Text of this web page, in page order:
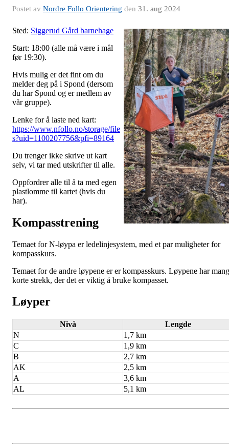
Postet av Nordre Follo Orientering den 31. aug 2024
Sted: Siggerud Gård barnehage
Start: 18:00 (alle må være i mål
før 19:30).
Hvis mulig er det fint om du
melder deg på i Spond (dersom
du har Spond og er medlem av
vår gruppe).
Lenke for å laste ned kart:
https://www.nfollo.no/storage/file
s?uid=1100207756&pfi=89164
Du trenger ikke skrive ut kart
selv, vi tar med utskrifter til alle.
Oppfordrer alle til å ta med egen
plastlomme til kartet (hvis du
har).
Kompasstrening
Temaet for N-løypa er ledelinjesystem, med et par muligheter for
kompasskurs.
Temaet for de andre løypene er er kompasskurs. Løypene har
korte strekk, der det er viktig å bruke kompasset.
Løyper
Nivå
Lengde
N
1,7 km
C
1,9 km
B
2,7 km
AK
2,5 km
A
3,6 km
AL
5,1 km